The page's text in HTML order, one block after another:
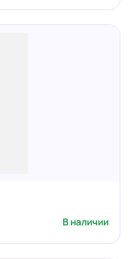
В наличии